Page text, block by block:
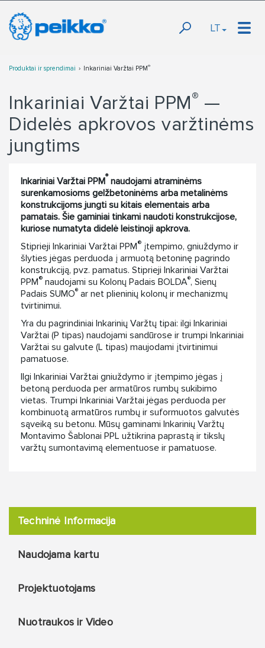
LT
Produktai ir sprendimai Inkariniai Varžtai PPM®
Inkariniai Varžtai PPM® —
Didelės apkrovos varžtinėms
jungtims
Inkariniai Varžtai PPM® naudojami atraminėms
surenkamosioms gelžbetoninėms arba metalinėms
konstrukcijoms jungti su kitais elementais arba
pamatais. Šie gaminiai tinkami naudoti konstrukcijose,
kuriose numatyta didelė leistinoji apkrova.
Stiprieji Inkariniai Varžtai PPM® įtempimo, gniuždymo ir
šlyties jėgas perduoda į armuotą betoninę pagrindo
konstrukciją, pvz. pamatus. Stiprieji Inkariniai Varžtai
PPM® naudojami su Kolonų Padais BOLDA®, Sienų
Padais SUMO® ar net plieninių kolonų ir mechanizmų
tvirtinimui.
Yra du pagrindiniai Inkarinių Varžtų tipai: ilgi Inkariniai
Varžtai (P tipas) naudojami sandūrose ir trumpi Inkariniai
Varžtai su galvute (L tipas) maujodami įtvirtinimui
pamatuose.
Ilgi Inkariniai Varžtai gniuždymo ir įtempimo jėgas į
betoną perduoda per armatūros rumbų sukibimo
vietas. Trumpi Inkariniai Varžtai jėgas perduoda per
kombinuotą armatūros rumbų ir suformuotos galvutės
sąveiką su betonu. Mūsų gaminami Inkarinių Varžtų
Montavimo Šablonai PPL užtikrina paprastą ir tikslų
varžtų sumontavimą elementuose ir pamatuose.
Techninė Informacija
Naudojama kartu
Projektuotojams
Nuotraukos ir Video